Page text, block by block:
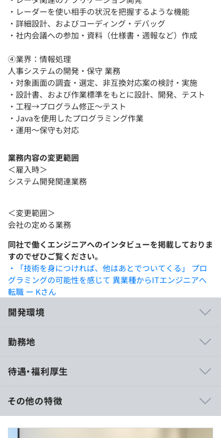
・レーダーを使い相手の状況を把握するような機能
・詳細設計、およびコーディング・デバッグ
・社内会議への参加・資料（仕様書・週報など）作成
④業界：情報処理
人事システムの開発・保守 業務
・対象画面の調査・選定、非互換対応案の検討・実施
・設計書、および作業標準をもとに設計、開発、テスト
・工程→プログラム修正〜テスト
・Javaを使用したプログラミング作業
・運用〜保守も対応
業務内容の変更範囲
＜雇入時＞
システム開発関連業務
＜変更範囲＞
会社の定める業務
同社で働くエンジニアへのインタビューを掲載しておりま
すのでぜひご覧ください。
・「技術を身につければ、他はあとでついてくる」 プロ
グラミングの可能性を感じて 異業種からITエンジニアへ
転職 ー Kさん
開発環境
当社は大手メーカー向けに技術者研修をおこなうほど、先
スキルアップ研修に加え、PM研修やプレゼン研修など
100以上のプログラムを通じて、技術力だけでなく、役割
を広げる力も磨けます。
明確な評価制度のもと、エンジニア・スペシャリスト・マ
勤務地
待遇・福利厚生
＜月給制の場合＞
■賃金形態：月給制
その他の特徴